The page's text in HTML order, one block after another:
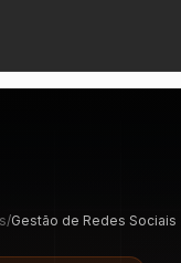
/Gestão de Redes Sociais